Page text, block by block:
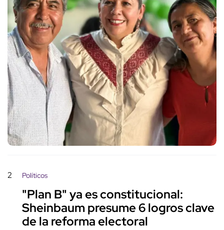
2 Políticos
"Plan B" ya es constitucional:
Sheinbaum presume 6 logros clave
de la reforma electoral